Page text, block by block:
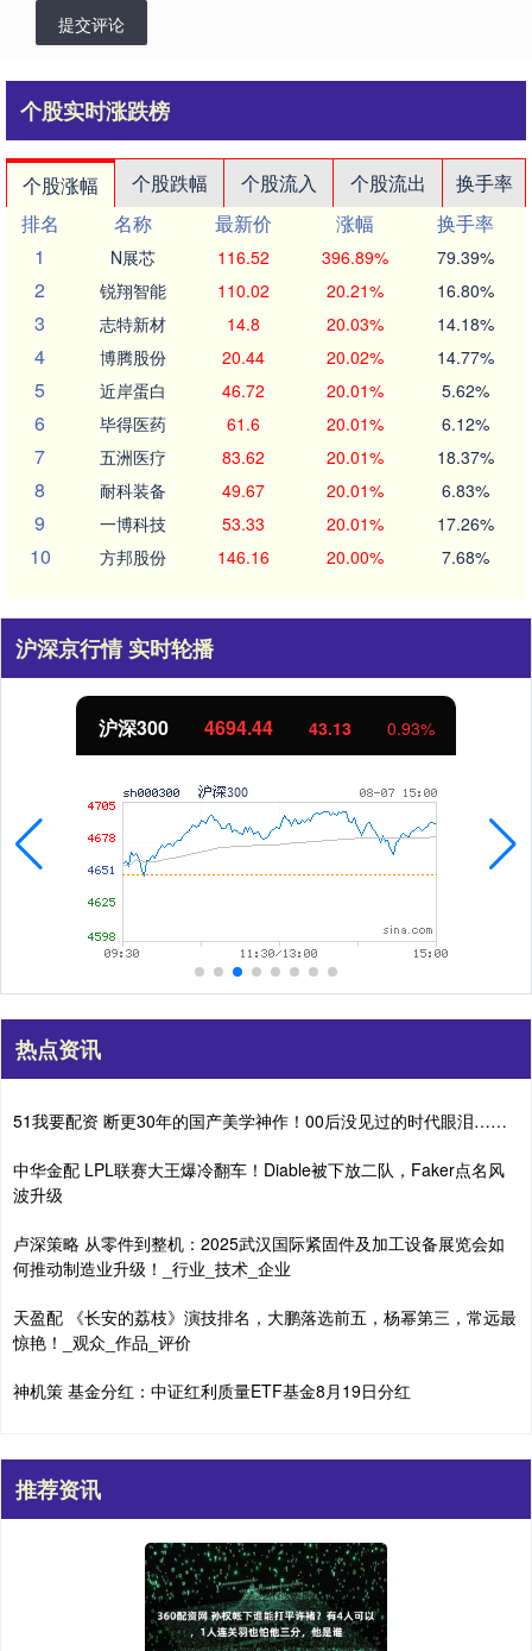
提交评论
个股实时涨跌榜
个股涨幅 个股跌幅 个股流入 个股流出
换手率
排名
名称 最新价 涨幅
换手率
1
N展芯 116.52 396.89% 79.39%
2 锐翔智能 110.02 20.21% 16.80%
3 志特新材 14.8 20.03% 14.18%
4 博腾股份 20.44 20.02% 14.77%
5 近岸蛋白 46.72 20.01% 5.62%
6 毕得医药 61.6 20.01% 6.12%
7 五洲医疗 83.62 20.01% 18.37%
8 耐科装备 49.67 20.01% 6.83%
9 一博科技 53.33 20.01% 17.26%
10 方邦股份 146.16 20.00% 7.68%
沪深京行情 实时轮播
北证50 1134.24 11.37 1.01%
热点资讯
51我要配资 断更30年的国产美学神作！00后没见过的时代眼泪……
中华金配 LPL联赛大王爆冷翻车！Diable被下放二队，Faker点名风
波升级
卢深策略 从零件到整机：2025武汉国际紧固件及加工设备展览会如
何推动制造业升级！_行业_技术_企业
天盈配 《长安的荔枝》演技排名，大鹏落选前五，杨幂第三，常远最
惊艳！_观众_作品_评价
神机策 基金分红：中证红利质量ETF基金8月19日分红
推荐资讯